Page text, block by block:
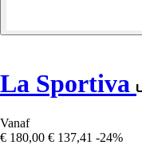
La Sportiva
Vanaf
€ 180,00 € 137,41 -24%